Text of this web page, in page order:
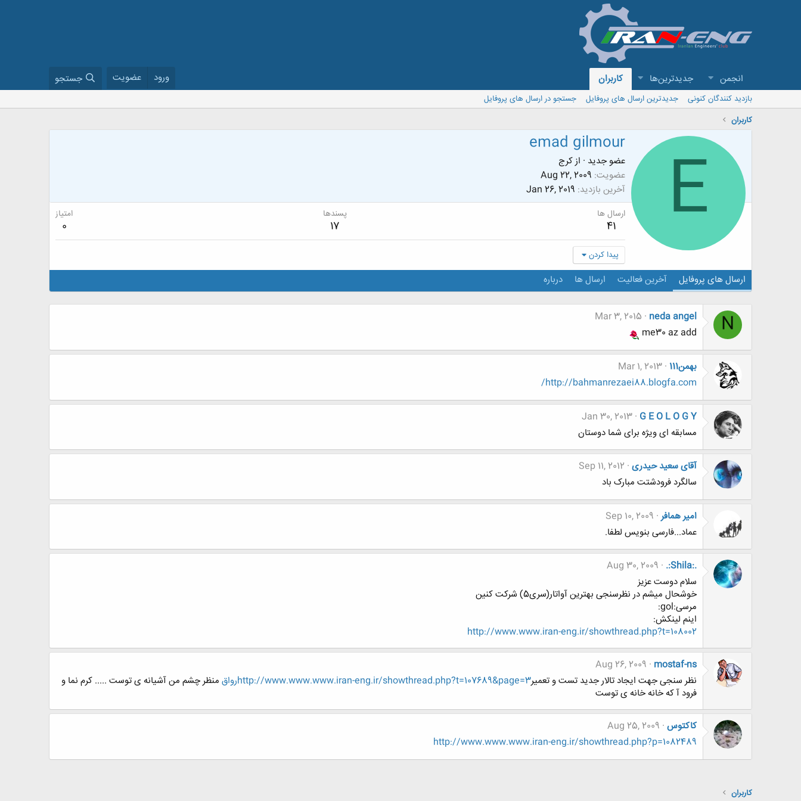
انجمن جدیدترین‌ها کاربران ورود عضویت جستجو
بازدید کنندگان کنونی جدیدترین ارسال های پروفایل
جستجو در ارسال های پروفایل
کاربران
E
emad gilmour
عضو جدید · ازکرج
عضویت Aug 22, 2009
آخرین بازدید Jan 26, 2019
ارسال ها
41
پسندها
17
امتیاز
0
پیدا کردن
ارسال های پروفایل آخرین فعالیت ارسال ها درباره
N
neda angel
Mar 3, 2015
me30 az add
بهمن111
Mar 1, 2013
http://bahmanrezaei88.blogfa.com/
G E O L O G Y
Jan 30, 2013
مسابقه ای ویژه برای شما دوستان
آقای سعید حیدری Sep 11, 2012
سالگرد فرودشتت مبارک باد
امیر همافر Sep 10, 2009
عماد...فارسی بنویس لطفا.
.:Shila:.
Aug 30, 2009
سلام دوست عزیز
خوشحال میشم در نظرسنجی بهترین آواتار(سری5) شرکت کنین
مرسی:gol:
اینم لینکش:
http://www.www.iran-eng.ir/showthread.php?t=108002
mostaf-ns
Aug 26, 2009
نظر سنجی جهت ایجاد تالار جدید تست و تعمیرhttp://www.www.www.iran-eng.ir/showthread.php?t=107689&page=3رواق
منظر چشم من آشیانه ی توست ..... کرم نما و
فرود آ که خانه خانه ی توست
کاکتوس Aug 25, 2009
http://www.www.www.iran-eng.ir/showthread.php?p=1082489
کاربران